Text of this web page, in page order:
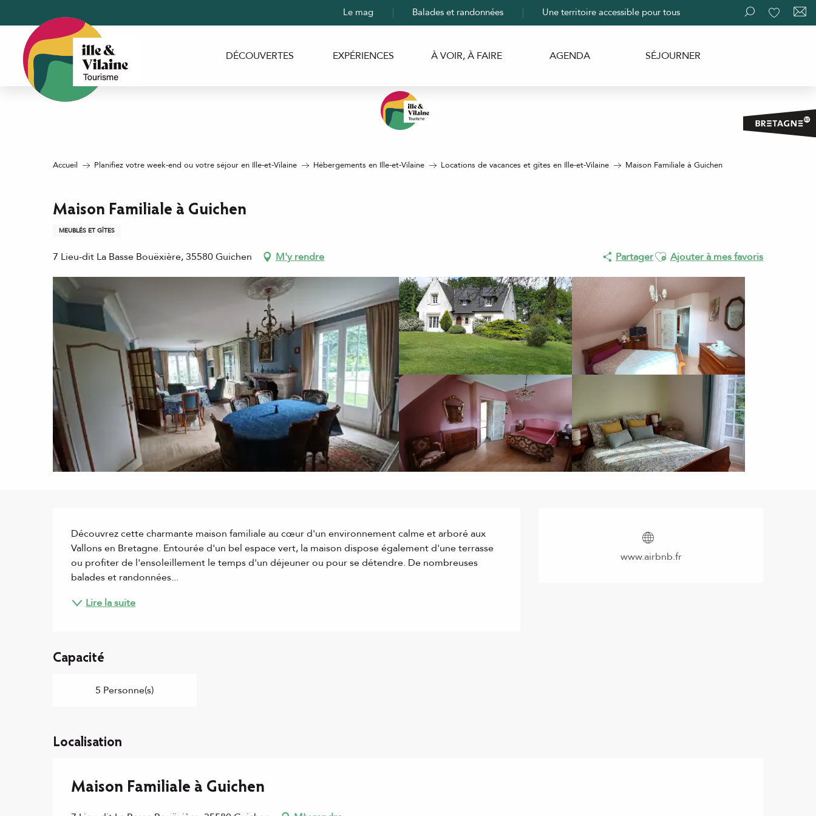
contenu
principal
Recherche
Le mag Balades et randonnées Une territoire accessible pour tous
DÉCOUVERTES EXPÉRIENCES À VOIR, À FAIRE AGENDA SÉJOURNER
Accueil Planifiez votre week-end ou votre séjour en Ille-et-Vilaine Hébergements en Ille-et-Vilaine Locations de vacances et gîtes en Ille-et-Vilaine Maison Familiale à Guichen
Maison Familiale à Guichen
MEUBLÉS ET GÎTES
7 Lieu-dit La Basse Bouëxière, 35580 Guichen M'y rendre PartagerAjouter aux favoris
Ajouter à mes favoris
www.airbnb.fr
Découvrez cette charmante maison familiale au cœur d'un environnement calme et arboré aux
Vallons en Bretagne. Entourée d'un bel espace vert, la maison dispose également d'une terrasse
ou profiter de l'ensoleillement le temps d'un déjeuner ou pour se détendre. De nombreuses
balades et randonnées...
Lire la suite
Capacité
5 Personne(s)
Localisation
Maison Familiale à Guichen